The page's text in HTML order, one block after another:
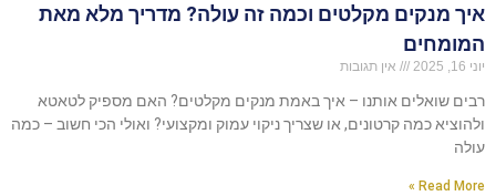
איך מנקים מקלטים וכמה זה עולה? מדריך מלא מאת
המומחים
יוני 16, 2025 אין תגובות
רבים שואלים אותנו – איך באמת מנקים מקלטים? האם מספיק לטאטא
ולהוציא כמה קרטונים, או שצריך ניקוי עמוק ומקצועי? ואולי הכי חשוב – כמה
עולה
Read More »